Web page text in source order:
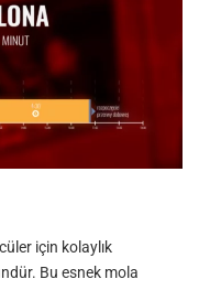
için kolaylık
Bu esnek mola